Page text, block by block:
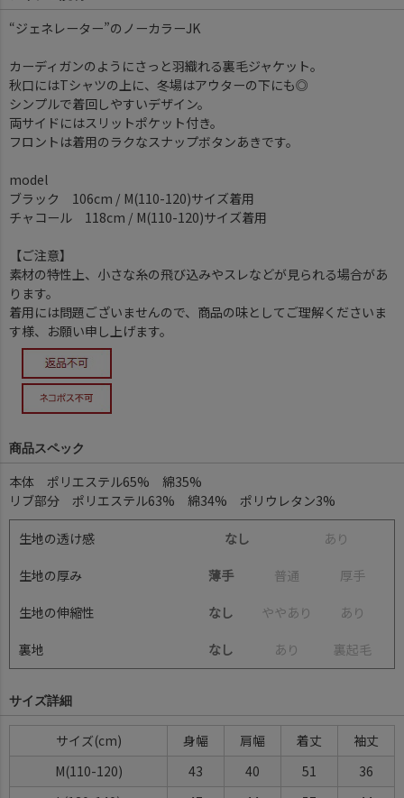
“ジェネレーター”のノーカラーJK
カーディガンのようにさっと羽織れる裏毛ジャケット。
秋口にはTシャツの上に、冬場はアウターの下にも◎
シンプルで着回しやすいデザイン。
両サイドにはスリットポケット付き。
フロントは着用のラクなスナップボタンあきです。
model
ブラック 106cm / M(110-120)サイズ着用
チャコール 118cm / M(110-120)サイズ着用
【ご注意】
素材の特性上、小さな糸の飛び込みやスレなどが見られる場合があ
ります。
着用には問題ございませんので、商品の味としてご理解くださいま
す様、お願い申し上げます。
商品スペック
本体 ポリエステル65% 綿35%
リブ部分 ポリエステル63% 綿34% ポリウレタン3%
生地の透け感 なし あ り
生地の厚み 薄手 普通 厚手
生地の伸縮性 なし ややあ り あ り
裏地 なし あ り 裏起毛
サイズ詳細
サイズ(cm) 身幅 肩幅 着丈
袖丈
M(110-120)
43 40 51
36